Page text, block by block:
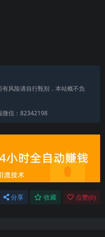
风险请自行甄别，本站概不负
微信：82342198
分享 收藏 点赞(0)